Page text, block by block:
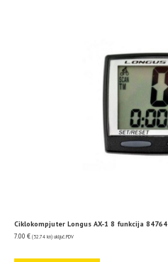
Ciklokompjuter Longus AX-1 8 funkcija 84764
7.00 € (52.74 kn) uključ. PDV